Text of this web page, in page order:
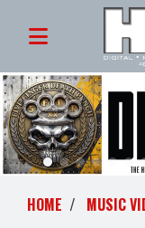
HOME MUSIC